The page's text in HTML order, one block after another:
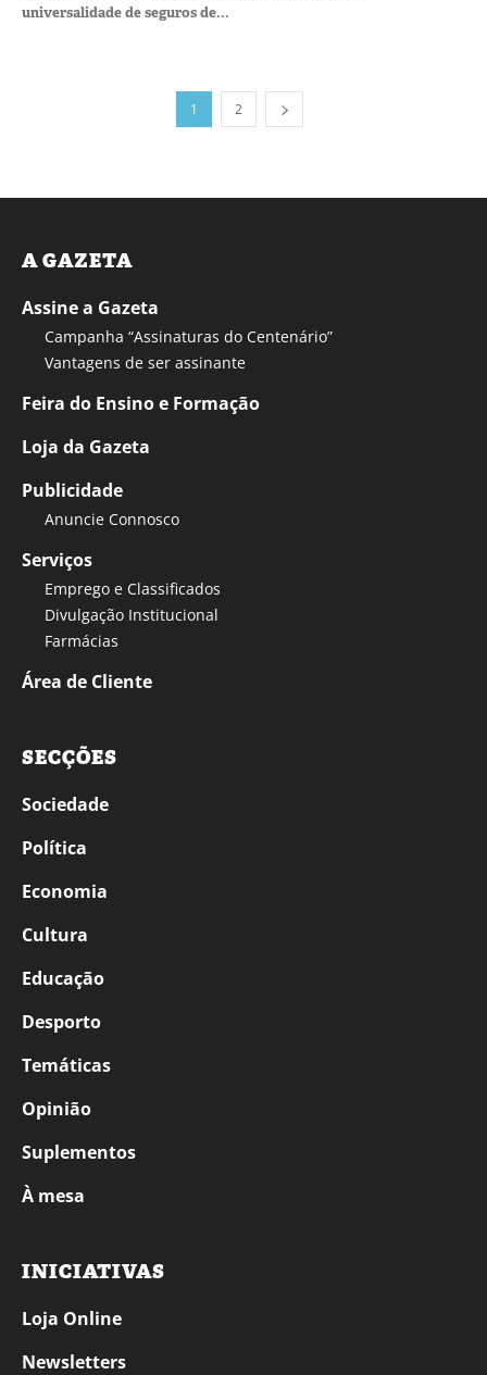
universalidade de seguros de...
1 2
A GAZETA
Assine a Gazeta
Campanha “Assinaturas do Centenário”
Vantagens de ser assinante
Feira do Ensino e Formação
Loja da Gazeta
Publicidade
Anuncie Connosco
Serviços
Emprego e Classificados
Divulgação Institucional
Farmácias
Área de Cliente
SECÇÕES
Sociedade
Política
Economia
Cultura
Educação
Desporto
Temáticas
Opinião
Suplementos
À mesa
INICIATIVAS
Loja Online
Newsletters